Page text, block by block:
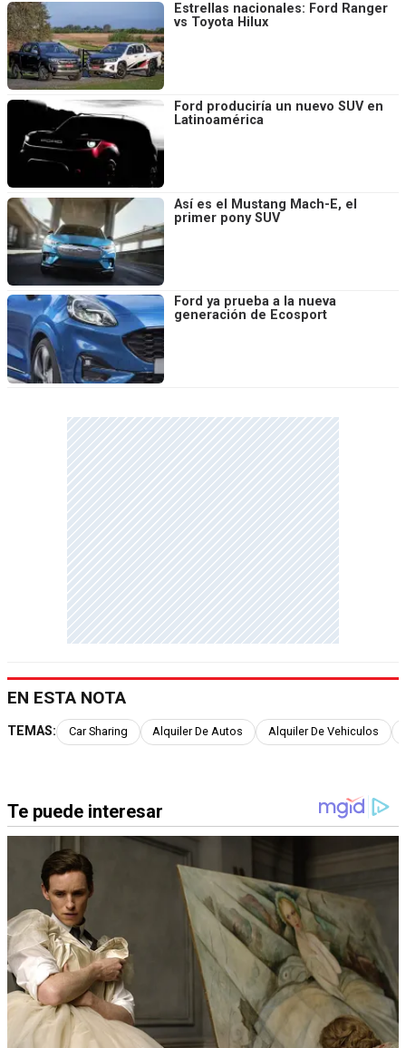
Estrellas nacionales: Ford Ranger
vs Toyota Hilux
Ford produciría un nuevo SUV en
Latinoamérica
Así es el Mustang Mach-E, el
primer pony SUV
Ford ya prueba a la nueva
generación de Ecosport
EN ESTA NOTA
TEMAS: Car Sharing Alquiler De Autos Alquiler De Vehiculos